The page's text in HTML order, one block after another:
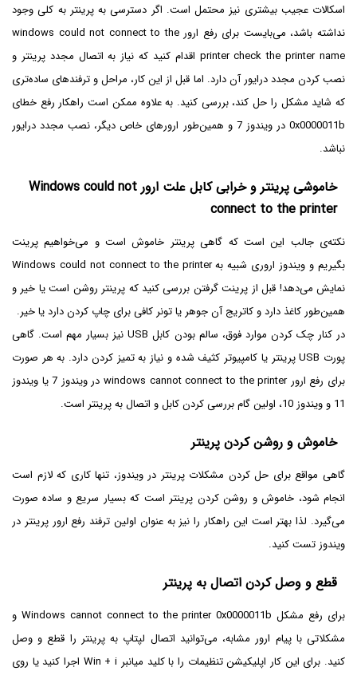
اسکالات عجیب بیشتری نیز محتمل است. اگر دسترسی به پرینتر به کلی وجود
نداشته باشد، می‌بایست برای رفع ارور windows could not connect to the
printer check the printer name اقدام کنید که نیاز به اتصال مجدد پرینتر و
نصب کردن مجدد درایور آن دارد. اما قبل از این کار، مراحل و ترفندهای ساده‌تری
که شاید مشکل را حل کند، بررسی کنید. به علاوه ممکن است راهکار رفع خطای
0x0000011b در ویندوز 7 و همین‌طور ارورهای خاص دیگر، نصب مجدد درایور
نباشد.
خاموشی پرینتر و خرابی کابل علت ارور Windows could not
connect to the printer
نکته‌ی جالب این است که گاهی پرینتر خاموش است و می‌خواهیم پرینت
بگیریم و ویندوز اروری شبیه به Windows could not connect to the printer
نمایش می‌دهد! قبل از پرینت گرفتن بررسی کنید که پرینتر روشن است یا خیر و
همین‌طور کاغذ دارد و کاتریج آن جوهر یا تونر کافی برای چاپ کردن دارد یا خیر.
در کنار چک کردن موارد فوق، سالم بودن کابل USB نیز بسیار مهم است. گاهی
پورت USB پرینتر یا کامپیوتر کثیف شده و نیاز به تمیز کردن دارد. به هر صورت
برای رفع ارور windows cannot connect to the printer در ویندوز 7 یا ویندوز
11 و ویندوز 10، اولین گام بررسی کردن کابل و اتصال به پرینتر است.
خاموش و روشن کردن پرینتر
گاهی مواقع برای حل کردن مشکلات پرینتر در ویندوز، تنها کاری که لازم است
انجام شود، خاموش و روشن کردن پرینتر است که بسیار سریع و ساده صورت
می‌گیرد. لذا بهتر است این راهکار را نیز به عنوان اولین ترفند رفع ارور پرینتر در
ویندوز تست کنید.
قطع و وصل کردن اتصال به پرینتر
برای رفع مشکل Windows cannot connect to the printer 0x0000011b و
مشکلاتی با پیام ارور مشابه، می‌توانید اتصال لپتاپ به پرینتر را قطع و وصل
کنید. برای این کار اپلیکیشن تنظیمات را با کلید میانبر Win + i اجرا کنید یا روی